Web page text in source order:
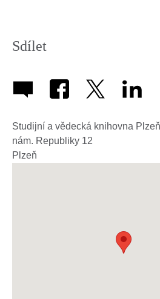
Sdílet
Studijní a vědecká knihovna
nám. Republiky 12
Plzeň